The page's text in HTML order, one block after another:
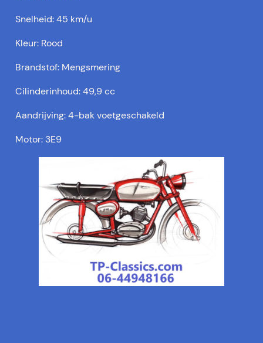
Snelheid: 45 km/u
Kleur: Rood
Brandstof: Mengsmering
Cilinderinhoud: 49,9 cc
Aandrijving: 4-bak voetgeschakeld
Motor: 3E9